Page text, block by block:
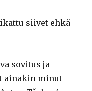
siivet ehkä
sovitus ja
ainakin minut